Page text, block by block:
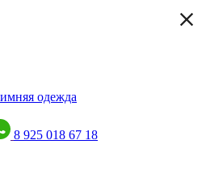
одежда
8 925 018 67 18